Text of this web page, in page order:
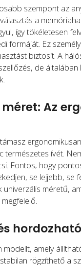
szempont az
a
így tökéletesen
formáját. Ez
biztosít. A
de
méret: Az
természetes ívét.
Fontos, hogy
se lejjebb, se
univerzális méretű,
modellt, amely
rögzíthető a